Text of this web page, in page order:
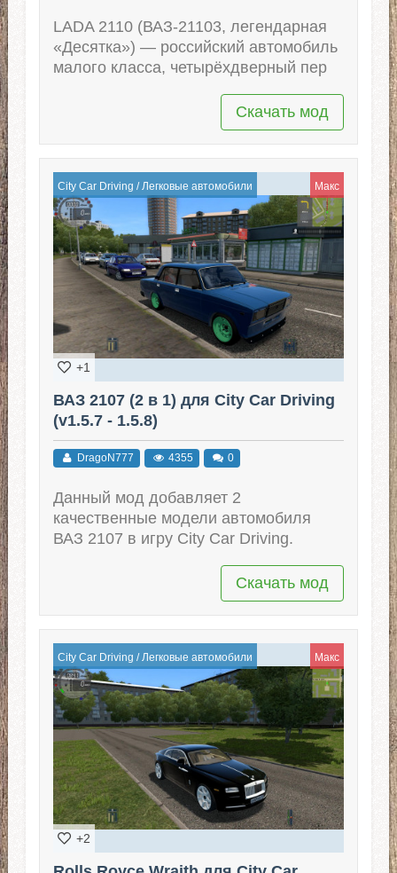
LADA 2110 (ВАЗ-21103, легендарная
«Десятка») — российский автомобиль
малого класса, четырёхдверный пер
Скачать мод
City Car Driving / Легковые автомобили Макс
+1
ВАЗ 2107 (2 в 1) для City Car Driving
(v1.5.7 - 1.5.8)
DragoN777 4355 0
Данный мод добавляет 2
качественные модели автомобиля
ВАЗ 2107 в игру City Car Driving.
Скачать мод
City Car Driving / Легковые автомобили Макс
+2